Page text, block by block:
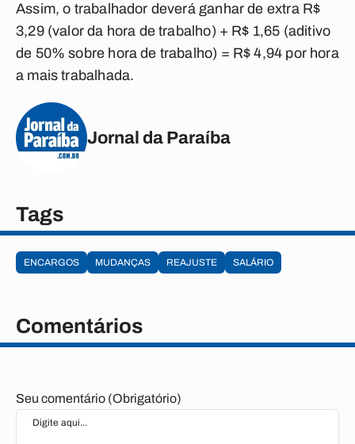
Assim, o trabalhador deverá ganhar de extra R$
3,29 (valor da hora de trabalho) + R$ 1,65 (aditivo
de 50% sobre hora de trabalho) = R$ 4,94 por hora
a mais trabalhada.
Jornal da Paraíba
Tags
ENCARGOS MUDANÇAS REAJUSTE SALÁRIO
Comentários
Seu comentário (Obrigatório)